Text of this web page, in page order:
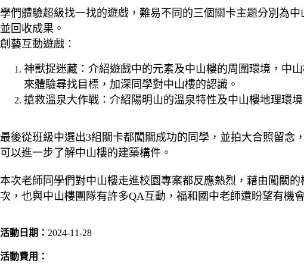
學們體驗超級找一找的遊戲，難易不同的三個關卡主題分別為
並回收成果。
創藝互動遊戲：
神獸捉迷藏：介紹遊戲中的元素及中山樓的周圍環境，中
來體驗尋找目標，加深同學對中山樓的認識。
搶救溫泉大作戰：介紹陽明山的溫泉特性及中山樓地理環
最後從班級中選出3組關卡都闖關成功的同學，並拍大合照留念
可以進一步了解中山樓的建築構件。
本次老師同學們對中山樓走進校園專案都反應熱烈，藉由闖關
次，也與中山樓團隊有許多QA互動，福和國中老師還盼望有機
活動日期： 2024-11-28
活動費用：